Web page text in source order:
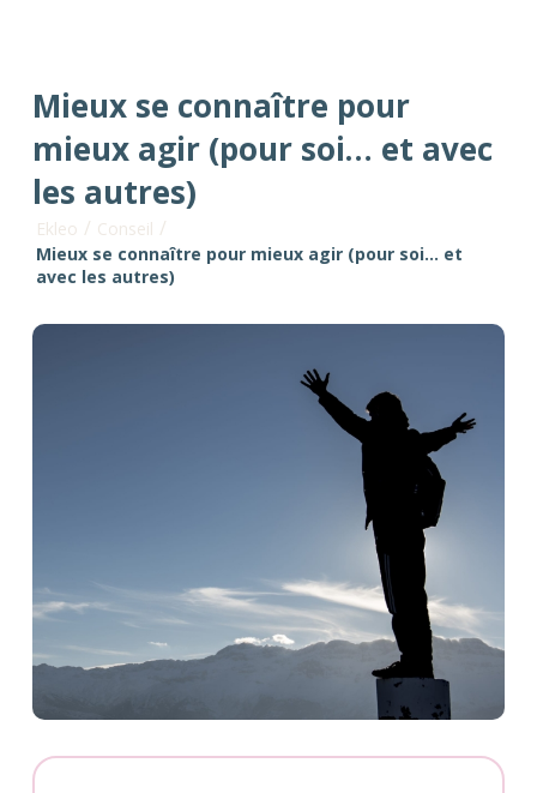
Mieux se connaître pour
mieux agir (pour soi… et avec
les autres)
Ekleo / Conseil /
Mieux se connaître pour mieux agir (pour soi… et
avec les autres)